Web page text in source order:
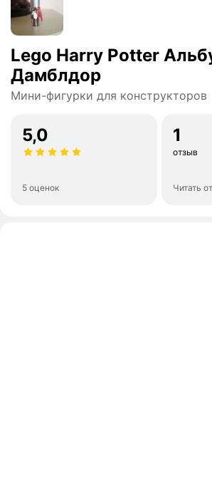
Lego Harry Potter
Дамблдор
Мини-фигурки для конструкторов
5,0
5 оценок
1
отзыв
Читать